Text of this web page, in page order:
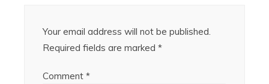
Your email address will not be published.
Required fields are marked *
Comment *